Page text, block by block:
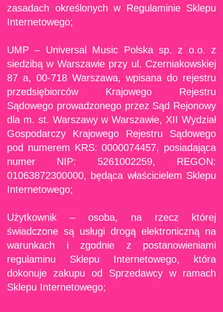
zasadach określonych w Regulaminie Sklepu
Internetowego;
UMP – Universal Music Polska sp. z o.o. z
siedzibą w Warszawie przy ul. Czerniakowskiej
87 a, 00-718 Warszawa, wpisana do rejestru
przedsiębiorców Krajowego Rejestru
Sądowego prowadzonego przez Sąd Rejonowy
dla m. st. Warszawy w Warszawie, XII Wydział
Gospodarczy Krajowego Rejestru Sądowego
pod numerem KRS: 0000074457, posiadająca
numer NIP: 5261002259, REGON:
01063872300000, będąca właścicielem Sklepu
Internetowego;
Użytkownik – osoba, na rzecz której
świadczone są usługi drogą elektroniczną na
warunkach i zgodnie z postanowieniami
regulaminu Sklepu Internetowego, która
dokonuje zakupu od Sprzedawcy w ramach
Sklepu Internetowego;